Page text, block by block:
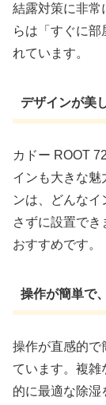
結露対策に非常
らは「すぐに
れています。
デザインが美
カドー ROOT
インも大きな魅
ンは、どんな
さずに設置で
おすすめです。
操作が簡単で
操作が直感的で
ています。複雑
的に最適な除湿